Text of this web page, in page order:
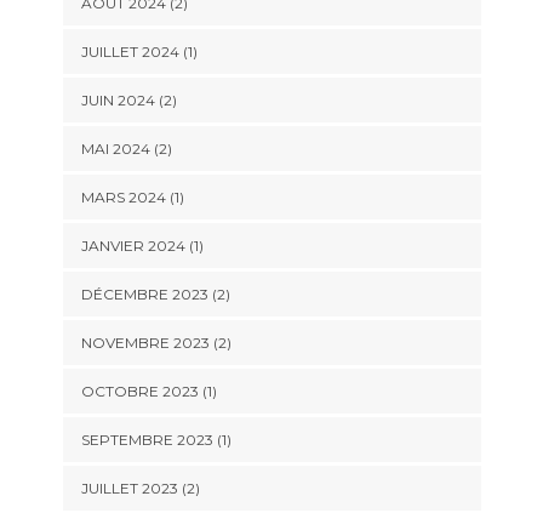
JUILLET 2024(1)
JUIN 2024(2)
MAI 2024(2)
MARS 2024(1)
JANVIER 2024(1)
DÉCEMBRE 2023 (2)
NOVEMBRE 2023 (2)
OCTOBRE 2023 (1)
SEPTEMBRE 2023 (1)
JUILLET 2023 (2)